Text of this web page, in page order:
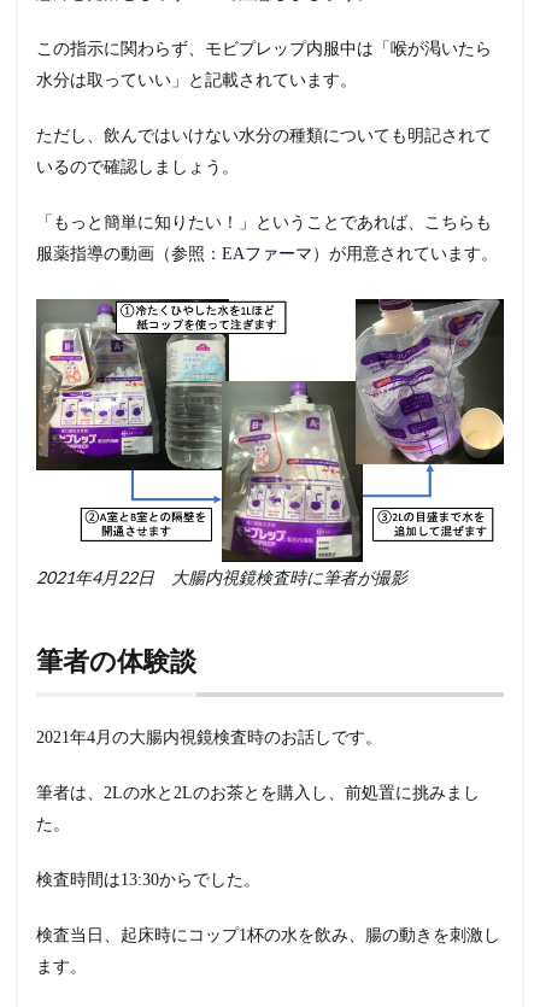
この指示に関わらず、モビプレップ内服中は「喉が渇いたら
水分は取っていい」と記載されています。
ただし、飲んではいけない水分の種類についても明記されて
いるので確認しましょう。
「もっと簡単に知りたい！」ということであれば、こちらも
服薬指導の動画（参照： EAファーマ）が用意されています。
2021年4月22日 大腸内視鏡検査時に筆者が撮影
筆者の体験談
2021年4月の大腸内視鏡検査時のお話しです。
筆者は、2Lの水と2Lのお茶とを購入し、前処置に挑みまし
た。
検査時間は13:30からでした。
検査当日、起床時にコップ1杯の水を飲み、腸の動きを刺激し
ます。